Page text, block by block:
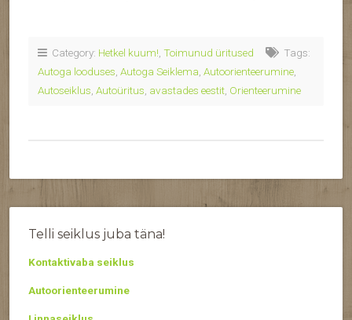
Category: Hetkel kuum! Toimunud üritused
Tags:
Autoga looduses Autoga Seiklema Autoorienteerumine
Autoseiklus Autoüritus avastades eestit Orienteerumine
Telli seiklus juba täna!
Kontaktivaba seiklus
Autoorienteerumine